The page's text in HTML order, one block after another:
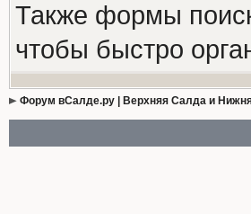
Также формы
чтобы быстро
Форум вСалде.ру | Верхняя Салда и